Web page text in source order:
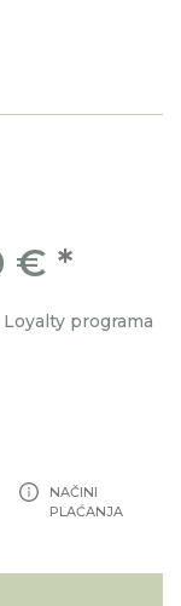
€ *
programa
NAČINI
PLAĆANJA